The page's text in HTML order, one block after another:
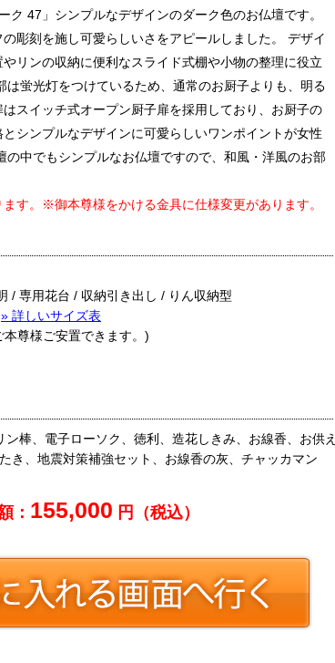
47」シンプルなデザインのダーク色のお仏壇です。
彫刻を施し可愛らしいさをアピールしました。 デザイ
リンの収納に便利なスライド式棚や小物の整理に役立
蛍光灯をつけているため、通常のお厨子よりも、明る
スイッチ式オープン厨子扉を採用しており、お厨子の
シンプルなデザインに可愛らしいワンポイントが女性
中でもシンプルなお仏壇ですので、和風・洋風のお部
す。※御本尊様をかける金具に仕様変更があります。
/ 専用花台 / 収納引き出し / りん収納型
» 詳しいサイズ表
尊様ご安置できます。)
棒、電子ローソク、徳利、造花しきみ、お線香、お供え
き、地震対策補強セット、お線香の灰、チャッカマン
： 155,000 円（税込）